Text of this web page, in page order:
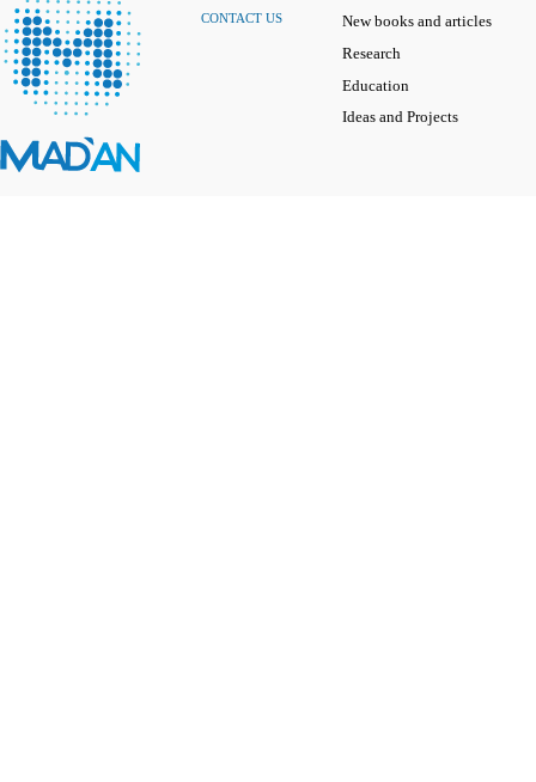
CONTACT US
New books and articles
Research
Education
Ideas and Projects